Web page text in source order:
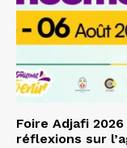
Foire Adjafi
réflexions sur